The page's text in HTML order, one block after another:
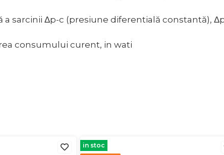
sarcinii Δp-c (presiune diferentială constantă),
consumului curent, in wati
in stoc